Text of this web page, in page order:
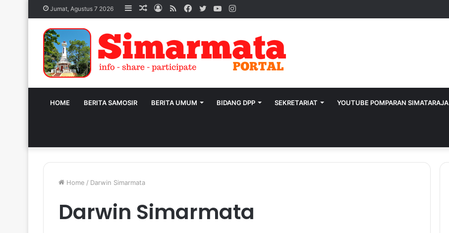
Jumat, Agustus 7 2026 Sidebar
Acak LogRSS Facebook
TwitterYouTube
HOME BERITA SAMOSIR BERITA UMUM BIDANG DPP SEKRETARIAT YOUTUBE POMPARAN SIMATARAJA
Home / Darwin Simarmata
Darwin Simarmata